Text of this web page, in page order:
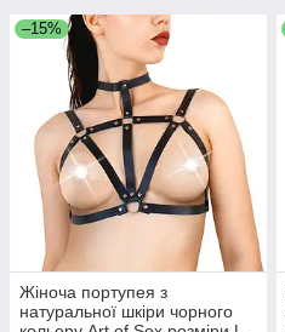
–15%
Жіноча портупея з
натуральної шкіри чорного